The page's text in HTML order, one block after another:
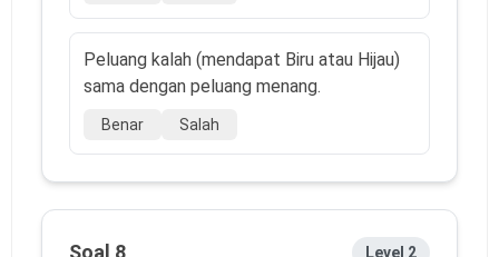
Peluang kalah (mendapat Biru atau Hijau)
sama dengan peluang menang.
Benar Salah
Soal 8 Level 2